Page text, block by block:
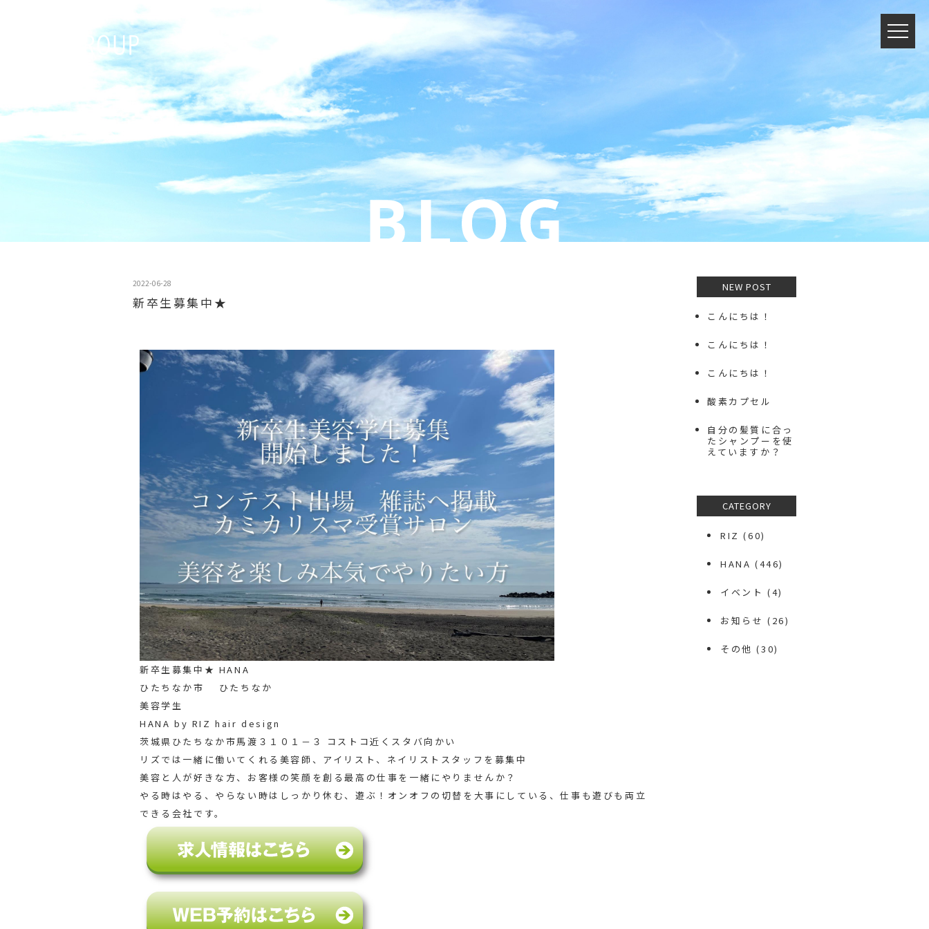
2022-06-28
新卒生募集中★
新卒生募集中★ HANA
ひたちなか市 ひたちなか
美容学生
HANA by RIZ hair design
茨城県ひたちなか市馬渡３１０１－３ コストコ近くスタバ向かい
リズでは一緒に働いてくれる美容師、アイリスト、ネイリストスタッフを募集中
美容と人が好きな方、お客様の笑顔を創る最高の仕事を一緒にやりませんか？
やる時はやる、やらない時はしっかり休む、遊ぶ！オンオフの切替を大事にしている、仕事も遊びも両立
できる会社です。
NEW POST
こんにちは！
こんにちは！
こんにちは！
酸素カプセル
自分の髪質に合っ
たシャンプーを使
えていますか？
CATEGORY
RIZ (60)
HANA (446)
イベント (4)
お知らせ (26)
その他 (30)